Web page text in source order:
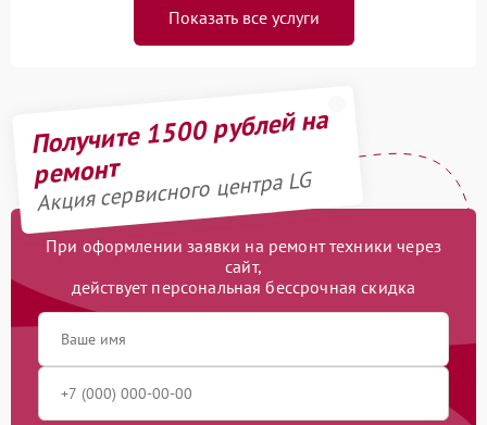
Показать все услуги
Получите 1500 рублей на
ремонт
Акция сервисного центра LG
При оформлении заявки на ремонт техники через
сайт,
действует персональная бессрочная скидка